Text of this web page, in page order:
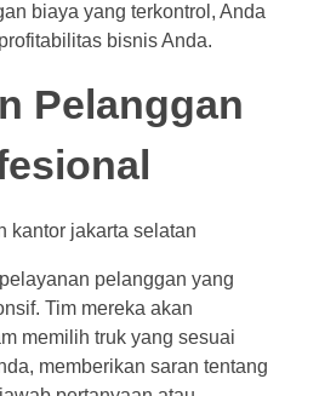
biaya yang terkontrol, Anda
bisnis Anda.
Pelanggan
pelanggan yang
Tim mereka akan
memilih truk yang sesuai
memberikan saran tentang